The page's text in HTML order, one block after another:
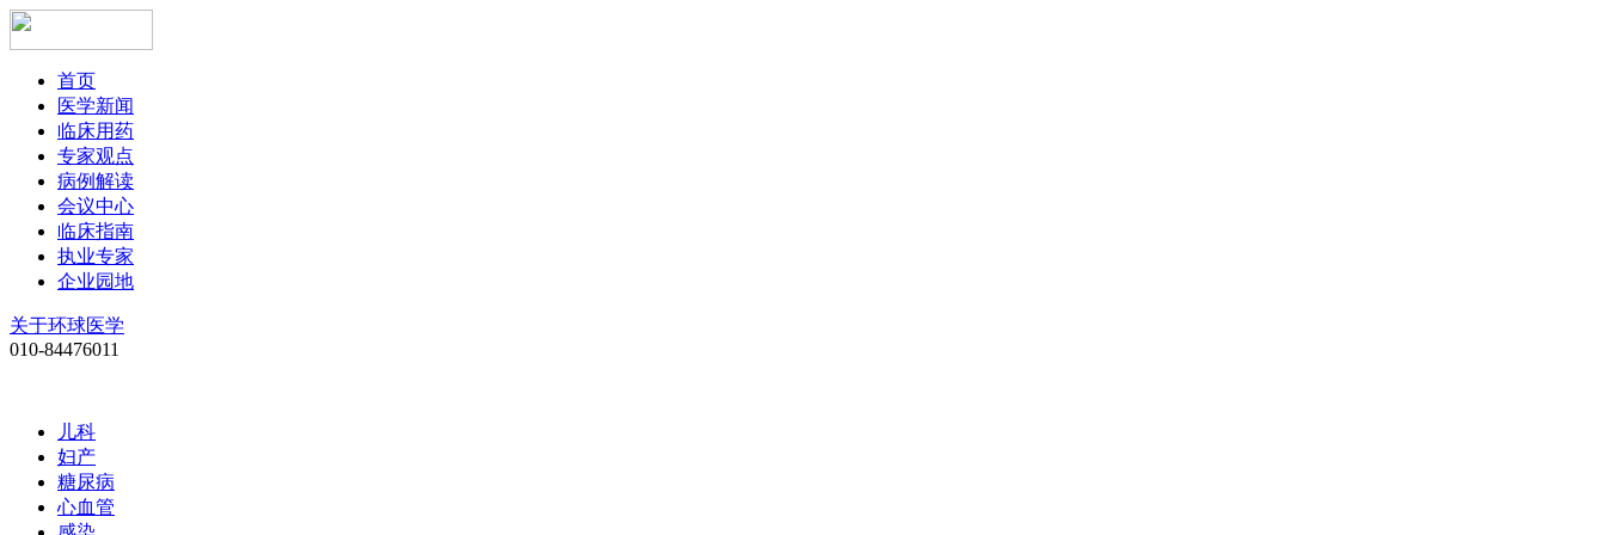
首页
医学新闻
临床用药
专家观点
病例解读
会议中心
临床指南
执业专家
企业园地
关于环球医学
010-84476011
儿科
妇产
糖尿病
心血管